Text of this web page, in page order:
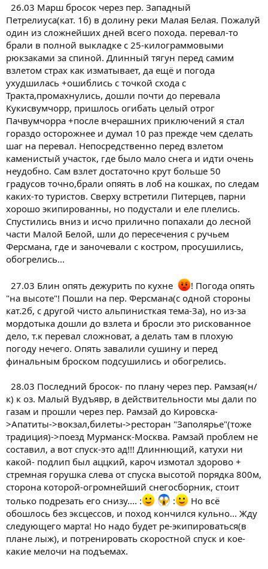
26.03 Марш бросок через пер. Западный
Петрелиуса(кат. 1б) в долину реки Малая Белая. Пожалуй
один из сложнейших дней всего похода. перевал-то
брали в полной выкладке с 25-килограммовыми
рюкзаками за спиной. Длинный тягун перед самим
взлетом страх как изматывает, да ещё и погода
ухудшилась +ошиблись с точкой схода с
Тракта,промахнулись, дошли почти до перевала
Кукисвумчорр, пришлось огибать целый отрог
Пачвумчорра +после вчерашних приключений я стал
гораздо осторожнее и думал 10 раз прежде чем сделать
шаг на перевал. Непосредственно перед взлетом
каменистый участок, где было мало снега и идти очень
неудобно. Сам взлет достаточно крут больше 50
градусов точно,брали опяять в лоб на кошках, по следам
каких-то туристов. Сверху встретили Питерцев, парни
хорошо экипированны, но подустали и еле плелись.
Спустились вниз и исчо прилично попахали до лесной
части Малой Белой, шли до пересечения с ручьем
Ферсмана, где и заночевали с костром, просушились,
обогрелись...
27.03 Блин опять дежурить по кухне
! Погода опять
"на высоте"! Пошли на пер. Ферсмана(с одной стороны
кат.2б, с другой чисто альпинисткая тема-3а), но из-за
мордотыка дошли до взлета и бросли это рискованное
дело, т.к перевал сложноват, а делать там в плохую
погоду нечего. Опять завалили сушину и перед
финальным броском подсушились и обогрелись.
28.03 Последний бросок- по плану через пер. Рамзая(н/
к) к оз. Малый Вудъявр, в действительности мы дали по
газам и прошли через пер. Рамзай до Кировска-
>Апатиты->вокзал,билеты->ресторан "Заполярье"(тоже
традиция)->поезд Мурманск-Москва. Рамзай проблем не
составил, а вот спуск-это ад!!! Длиннющий, катухи ни
какой- подлип был аццкий, кароч измотал здорово +
стремная горушка слева от спуска высотой порядка 800м,
сторона которой-огромнейший снегосборник, стоит
только подрезать его снизу.... :
:
Но всё
обошлось без эксцессов, и поход кончился кульно... Жду
следующего марта! Но надо будет ре-экипироваться(в
плане лыж), и потренировать скоростной спуск и кое-
какие мелочи на подъемах.